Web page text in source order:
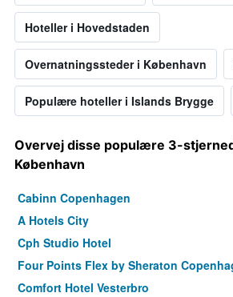
Hoteller i Hovedstaden
Overnatningssteder i København
Populære hoteller i Islands Brygge
Overvej disse populære 3-
København
Cabinn Copenhagen
A Hotels City
Cph Studio Hotel
Four Points Flex by Sheraton
Comfort Hotel Vesterbro